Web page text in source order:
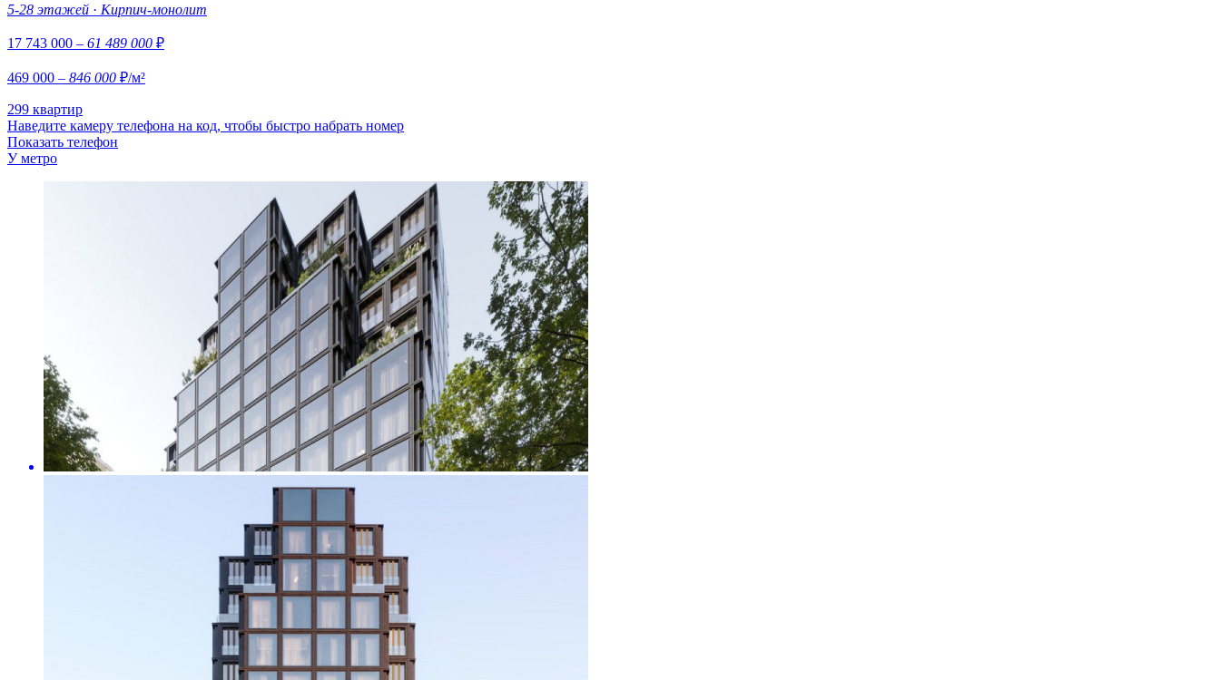
5-28 этажей · Кирпич-монолит
17 743 000 – 61 489 000 ₽
469 000 – 846 000 ₽/м²
299 квартир
Наведите камеру телефона на код, чтобы быстро набрать номер
Показать телефон
У метро